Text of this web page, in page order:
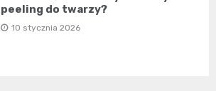
peeling do twarzy?
10 stycznia 2026